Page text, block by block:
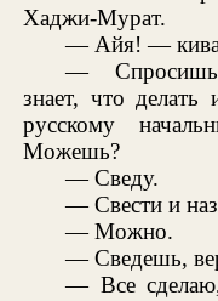
Хаджи-Мурат.
— Айя! —
— Спросишь
знает, что
русскому
Можешь?
— Сведу.
— Свести и
— Можно.
— Сведешь,
— Все